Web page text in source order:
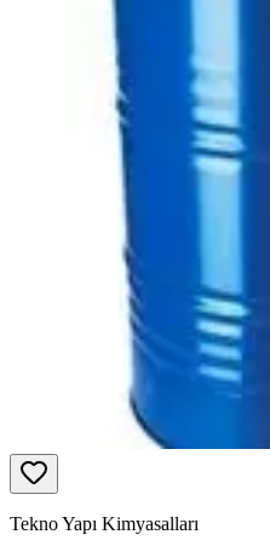
Tekno Yapı Kimyasalları